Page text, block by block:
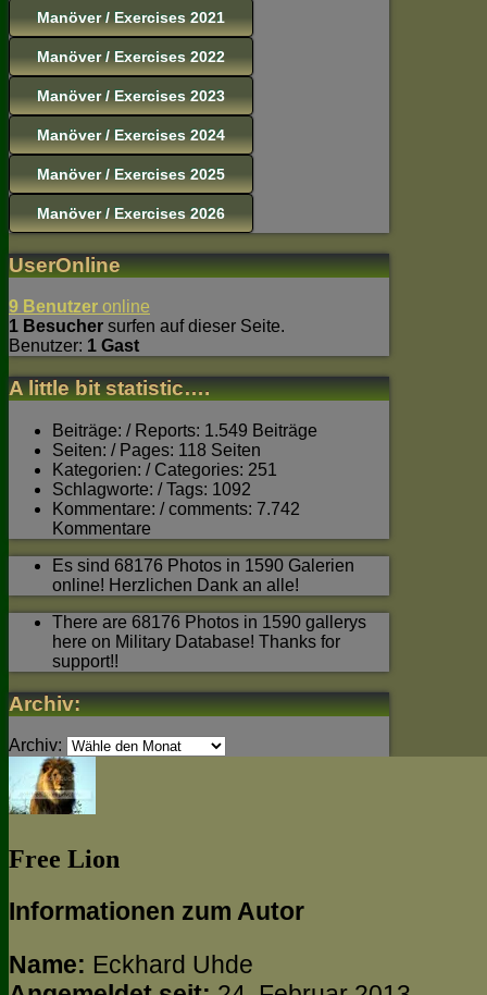
Manöver / Exercises 2021
Manöver / Exercises 2022
Manöver / Exercises 2023
Manöver / Exercises 2024
Manöver / Exercises 2025
Manöver / Exercises 2026
UserOnline
9 Benutzer online
1 Besucher surfen auf dieser Seite.
Benutzer: 1 Gast
A little bit statistic….
Beiträge: / Reports: 1.549 Beiträge
Seiten: / Pages: 118 Seiten
Kategorien: / Categories: 251
Schlagworte: / Tags: 1092
Kommentare: / comments: 7.742
Kommentare
Es sind 68176 Photos in 1590 Galerien
online! Herzlichen Dank an alle!
There are 68176 Photos in 1590 gallerys
here on Military Database! Thanks for
support!!
Archiv:
Archiv:
Free Lion
Informationen zum Autor
Name: Eckhard Uhde